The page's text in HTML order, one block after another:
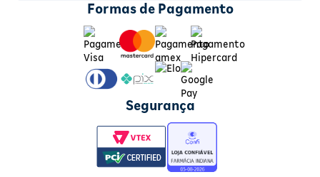
Formas de Pagamento
Segurança